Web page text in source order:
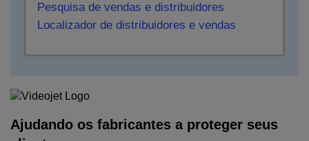
Pesquisa de vendas e distribuidores
Localizador de distribuidores e vendas
Ajudando os fabricantes a proteger seus